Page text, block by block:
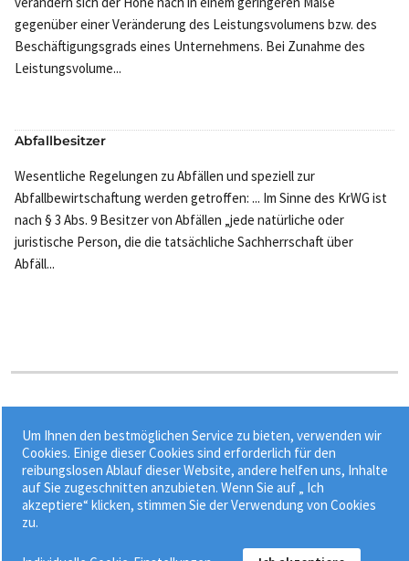
gegenüber einer Veränderung des Leistungsvolumens bzw. des
Beschäftigungsgrads eines Unternehmens. Bei Zunahme des
Leistungsvolume...
Abfallbesitzer
Wesentliche Regelungen zu Abfällen und speziell zur
Abfallbewirtschaftung werden getroffen: ... Im Sinne des KrWG ist
nach § 3 Abs. 9 Besitzer von Abfällen „jede natürliche oder
juristische Person, die die tatsächliche Sachherrschaft über
Abfäll...
Stichworte:
Abbrucharbeiten•Bau- und Abbruchabfälle•
Bauhauptgewerbe• Bauhilfsstoffe •Bauplanung
Um Ihnen den bestmöglichen Service zu bieten, verwenden wir
Cookies. Einige dieser Cookies sind erforderlich für den
reibungslosen Ablauf dieser Website, andere helfen uns, Inhalte
auf Sie zugeschnitten anzubieten. Wenn Sie auf „ Ich
akzeptiere“ klicken, stimmen Sie der Verwendung von Cookies
zu.